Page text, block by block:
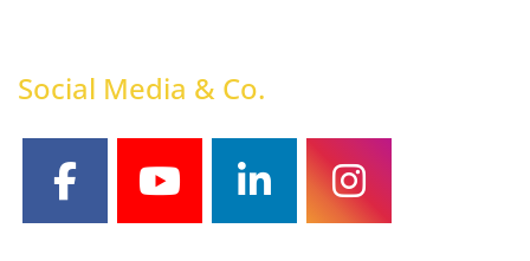
Social Media & Co.
facebookyoutubelinkedininstagram